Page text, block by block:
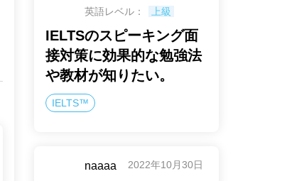
英語レベル： 上級
IELTSのスピーキング面
接対策に効果的な勉強法
や教材が知りたい。
IELTS™
naaaa 2022年10月30日